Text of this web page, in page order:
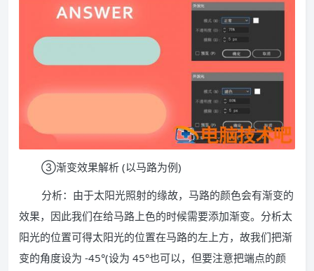
③渐变效果解析 (以马路为例)
分析：由于太阳光照射的缘故，马路的颜色会有渐变的
效果，因此我们在给马路上色的时候需要添加渐变。分析太
阳光的位置可得太阳光的位置在马路的左上方，故我们把渐
变的角度设为 -45°(设为 45°也可以，但要注意把端点的颜